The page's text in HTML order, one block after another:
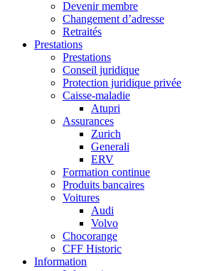
Devenir membre
Changement d’adresse
Retraités
Prestations
Prestations
Conseil juridique
Protection juridique privée
Caisse-maladie
Atupri
Assurances
Zurich
Generali
ERV
Formation continue
Produits bancaires
Voitures
Audi
Volvo
Chocorange
CFF Historic
Information